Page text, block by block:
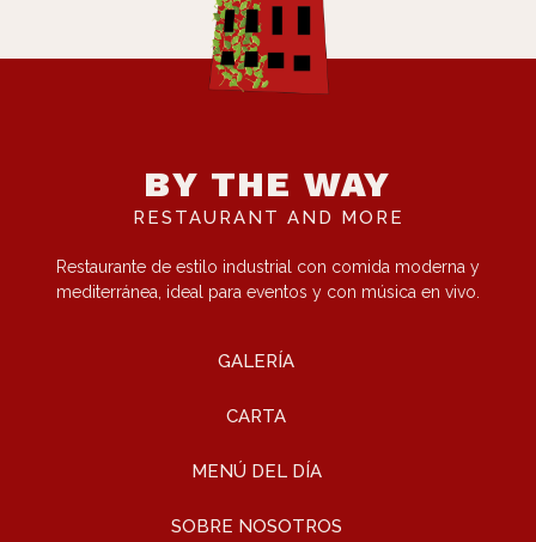
BY THE WAY
RESTAURANT AND MORE
Restaurante de estilo industrial con comida moderna y
mediterránea, ideal para eventos y con música en vivo.
GALERÍA
CARTA
MENÚ DEL DÍA
SOBRE NOSOTROS